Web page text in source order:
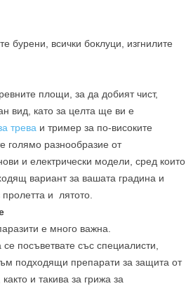
бурени, всички боклуци, изгнилите
площи, за да добият чист,
вид, като за целта ще ви е
трева и тример за по-високите
голямо разнообразие от
и електрически модели, сред които
вариант за вашата градина и
и лятото.
е много важна.
посъветвате със специалисти,
подходящи препарати за защита от
и такива за грижа за